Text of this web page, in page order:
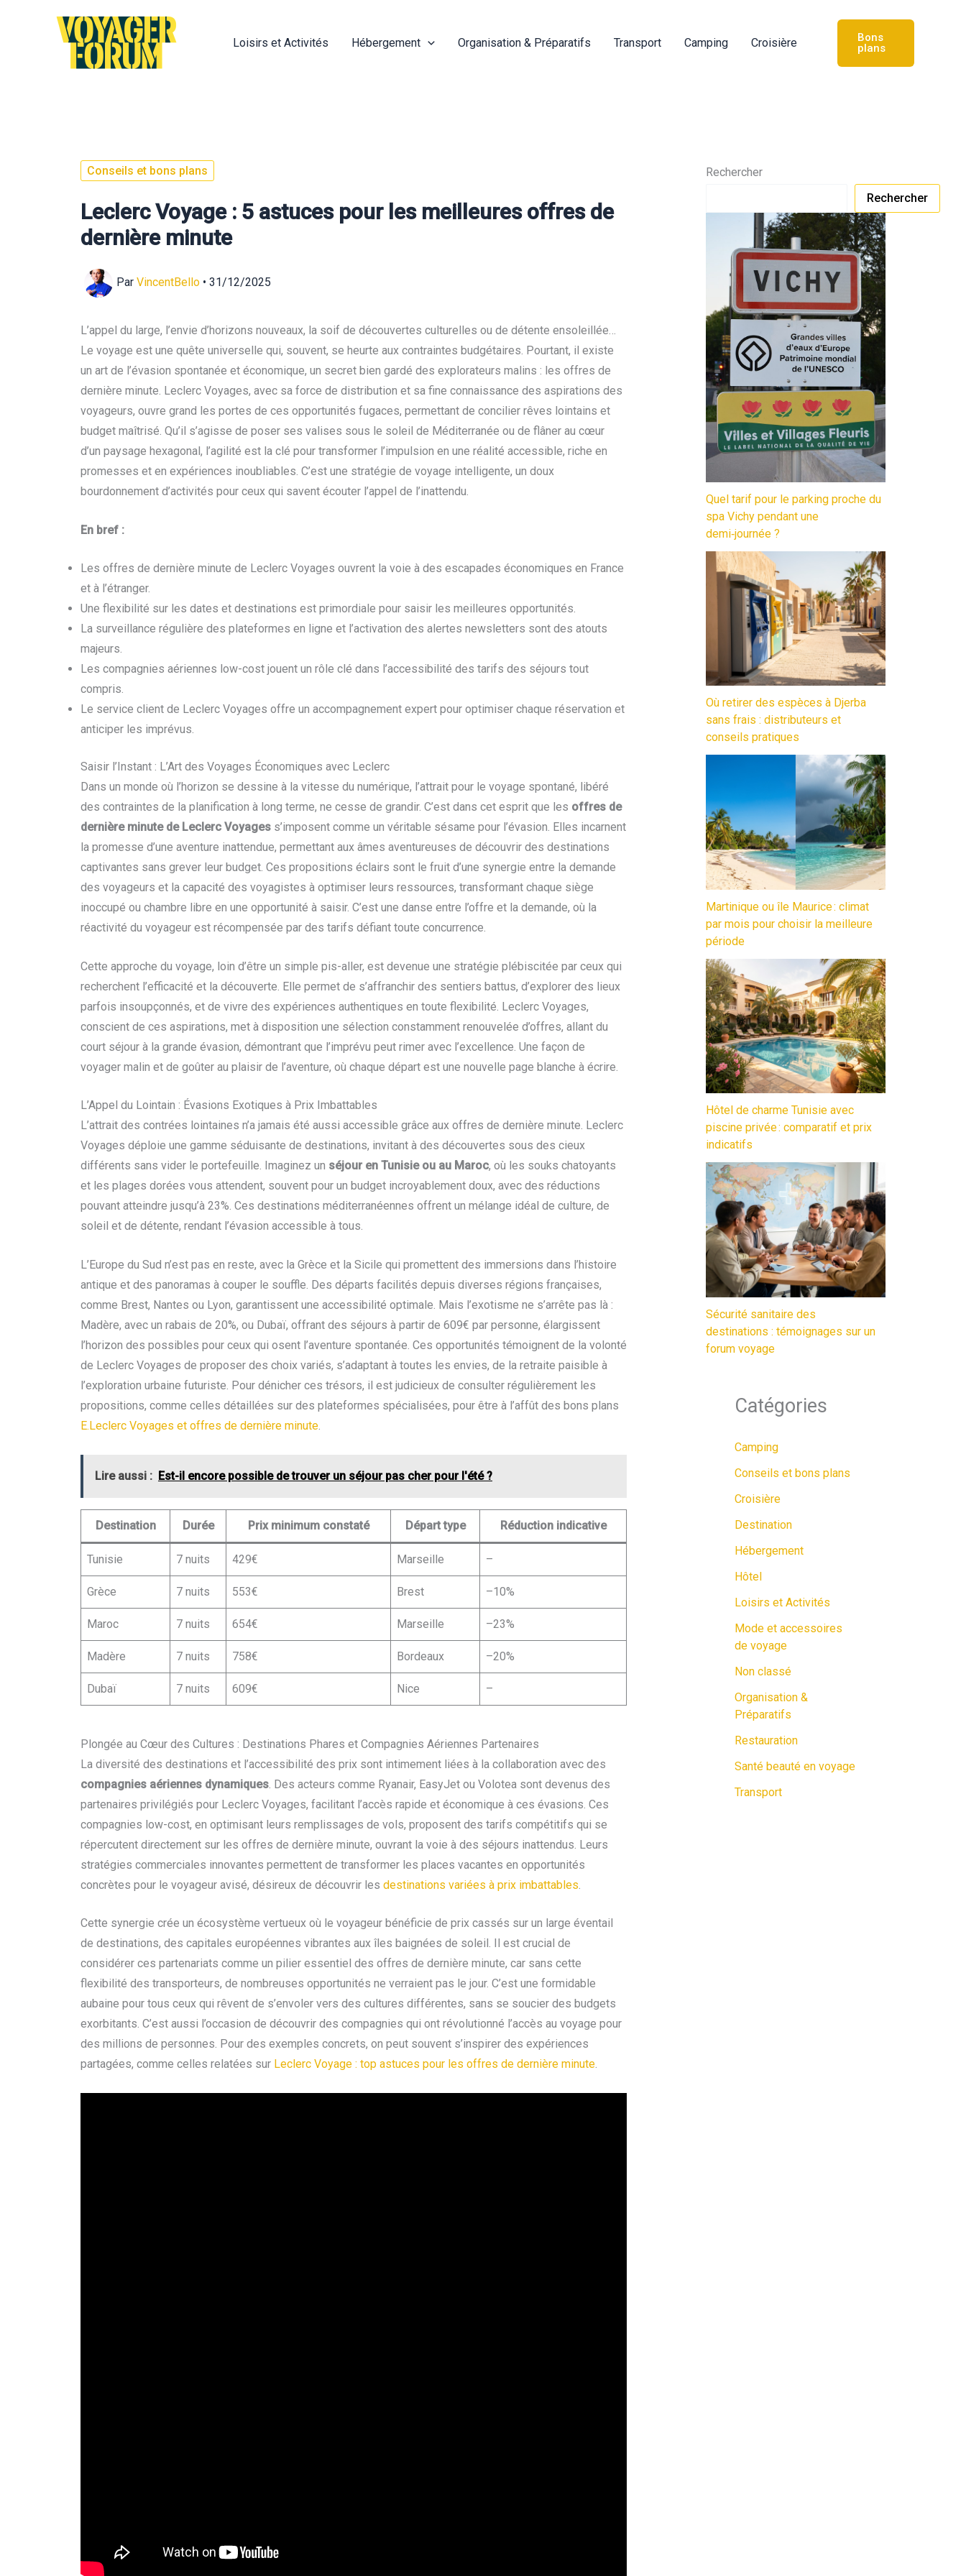
Loisirs et Activités Hébergement Organisation & Préparatifs Transport Camping Croisière
Bons
plans
Conseils et bons plans
Leclerc Voyage : 5 astuces pour les meilleures offres de
dernière minute
Par VincentBello • 31/12/2025
L’appel du large, l’envie d’horizons nouveaux, la soif de découvertes culturelles ou de détente ensoleillée…
Le voyage est une quête universelle qui, souvent, se heurte aux contraintes budgétaires. Pourtant, il existe
un art de l’évasion spontanée et économique, un secret bien gardé des explorateurs malins : les offres de
dernière minute. Leclerc Voyages, avec sa force de distribution et sa fine connaissance des aspirations des
voyageurs, ouvre grand les portes de ces opportunités fugaces, permettant de concilier rêves lointains et
budget maîtrisé. Qu’il s’agisse de poser ses valises sous le soleil de Méditerranée ou de flâner au cœur
d’un paysage hexagonal, l’agilité est la clé pour transformer l’impulsion en une réalité accessible, riche en
promesses et en expériences inoubliables. C’est une stratégie de voyage intelligente, un doux
bourdonnement d’activités pour ceux qui savent écouter l’appel de l’inattendu.
En bref :
Les offres de dernière minute de Leclerc Voyages ouvrent la voie à des escapades économiques en France
et à l’étranger.
Une flexibilité sur les dates et destinations est primordiale pour saisir les meilleures opportunités.
La surveillance régulière des plateformes en ligne et l’activation des alertes newsletters sont des atouts
majeurs.
Les compagnies aériennes low-cost jouent un rôle clé dans l’accessibilité des tarifs des séjours tout
compris.
Le service client de Leclerc Voyages offre un accompagnement expert pour optimiser chaque réservation et
anticiper les imprévus.
Saisir l’Instant : L’Art des Voyages Économiques avec Leclerc
Dans un monde où l’horizon se dessine à la vitesse du numérique, l’attrait pour le voyage spontané, libéré
des contraintes de la planification à long terme, ne cesse de grandir. C’est dans cet esprit que les offres de
dernière minute de Leclerc Voyages s’imposent comme un véritable sésame pour l’évasion. Elles incarnent
la promesse d’une aventure inattendue, permettant aux âmes aventureuses de découvrir des destinations
captivantes sans grever leur budget. Ces propositions éclairs sont le fruit d’une synergie entre la demande
des voyageurs et la capacité des voyagistes à optimiser leurs ressources, transformant chaque siège
inoccupé ou chambre libre en une opportunité à saisir. C’est une danse entre l’offre et la demande, où la
réactivité du voyageur est récompensée par des tarifs défiant toute concurrence.
Cette approche du voyage, loin d’être un simple pis-aller, est devenue une stratégie plébiscitée par ceux qui
recherchent l’efficacité et la découverte. Elle permet de s’affranchir des sentiers battus, d’explorer des lieux
parfois insoupçonnés, et de vivre des expériences authentiques en toute flexibilité. Leclerc Voyages,
conscient de ces aspirations, met à disposition une sélection constamment renouvelée d’offres, allant du
court séjour à la grande évasion, démontrant que l’imprévu peut rimer avec l’excellence. Une façon de
voyager malin et de goûter au plaisir de l’aventure, où chaque départ est une nouvelle page blanche à écrire.
L’Appel du Lointain : Évasions Exotiques à Prix Imbattables
L’attrait des contrées lointaines n’a jamais été aussi accessible grâce aux offres de dernière minute. Leclerc
Voyages déploie une gamme séduisante de destinations, invitant à des découvertes sous des cieux
différents sans vider le portefeuille. Imaginez un séjour en Tunisie ou au Maroc, où les souks chatoyants
et les plages dorées vous attendent, souvent pour un budget incroyablement doux, avec des réductions
pouvant atteindre jusqu’à 23%. Ces destinations méditerranéennes offrent un mélange idéal de culture, de
soleil et de détente, rendant l’évasion accessible à tous.
L’Europe du Sud n’est pas en reste, avec la Grèce et la Sicile qui promettent des immersions dans l’histoire
antique et des panoramas à couper le souffle. Des départs facilités depuis diverses régions françaises,
comme Brest, Nantes ou Lyon, garantissent une accessibilité optimale. Mais l’exotisme ne s’arrête pas là :
Madère, avec un rabais de 20%, ou Dubaï, offrant des séjours à partir de 609€ par personne, élargissent
l’horizon des possibles pour ceux qui osent l’aventure spontanée. Ces opportunités témoignent de la volonté
de Leclerc Voyages de proposer des choix variés, s’adaptant à toutes les envies, de la retraite paisible à
l’exploration urbaine futuriste. Pour dénicher ces trésors, il est judicieux de consulter régulièrement les
propositions, comme celles détaillées sur des plateformes spécialisées, pour être à l’affût des bons plans
E.Leclerc Voyages et offres de dernière minute.
Lire aussi : Est-il encore possible de trouver un séjour pas cher pour l'été ?
Destination Durée Prix minimum constaté Départ type Réduction indicative
Tunisie 7 nuits 429€ Marseille –
Grèce 7 nuits 553€ Brest –10%
Maroc 7 nuits 654€ Marseille –23%
Madère 7 nuits 758€ Bordeaux –20%
Dubaï 7 nuits 609€ Nice –
Plongée au Cœur des Cultures : Destinations Phares et Compagnies Aériennes Partenaires
La diversité des destinations et l’accessibilité des prix sont intimement liées à la collaboration avec des
compagnies aériennes dynamiques . Des acteurs comme Ryanair, EasyJet ou Volotea sont devenus des
partenaires privilégiés pour Leclerc Voyages, facilitant l’accès rapide et économique à ces évasions. Ces
compagnies low-cost, en optimisant leurs remplissages de vols, proposent des tarifs compétitifs qui se
répercutent directement sur les offres de dernière minute, ouvrant la voie à des séjours inattendus. Leurs
stratégies commerciales innovantes permettent de transformer les places vacantes en opportunités
concrètes pour le voyageur avisé, désireux de découvrir les destinations variées à prix imbattables
Cette synergie crée un écosystème vertueux où le voyageur bénéficie de prix cassés sur un large éventail
de destinations, des capitales européennes vibrantes aux îles baignées de soleil. Il est crucial de
considérer ces partenariats comme un pilier essentiel des offres de dernière minute, car sans cette
flexibilité des transporteurs, de nombreuses opportunités ne verraient pas le jour. C’est une formidable
aubaine pour tous ceux qui rêvent de s’envoler vers des cultures différentes, sans se soucier des budgets
exorbitants. C’est aussi l’occasion de découvrir des compagnies qui ont révolutionné l’accès au voyage pour
des millions de personnes. Pour des exemples concrets, on peut souvent s’inspirer des expériences
partagées, comme celles relatées sur Leclerc Voyage : top astuces pour les offres de dernière minute.
Rechercher
Rechercher
Quel tarif pour le parking proche du
spa Vichy pendant une
demi‑journée ?
Où retirer des espèces à Djerba
sans frais : distributeurs et
conseils pratiques
Martinique ou île Maurice : climat
par mois pour choisir la meilleure
période
Hôtel de charme Tunisie avec
piscine privée : comparatif et prix
indicatifs
Sécurité sanitaire des
destinations : témoignages sur un
forum voyage
Catégories
Camping
Conseils et bons plans
Croisière
Destination
Hébergement
Hôtel
Loisirs et Activités
Mode et accessoires
de voyage
Non classé
Organisation &
Préparatifs
Restauration
Santé beauté en voyage
Transport